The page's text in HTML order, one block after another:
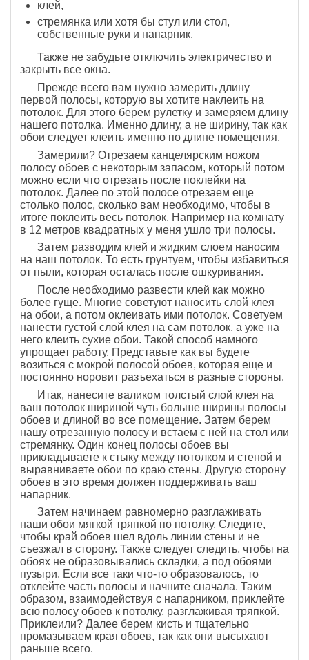
клей,
стремянка или хотя бы стул или стол,
собственные руки и напарник.
Также не забудьте отключить электричество и
закрыть все окна.
Прежде всего вам нужно замерить длину
первой полосы, которую вы хотите наклеить на
потолок. Для этого берем рулетку и замеряем длину
нашего потолка. Именно длину, а не ширину, так как
обои следует клеить именно по длине помещения.
Замерили? Отрезаем канцелярским ножом
полосу обоев с некоторым запасом, который потом
можно если что отрезать после поклейки на
потолок. Далее по этой полосе отрезаем еще
столько полос, сколько вам необходимо, чтобы в
итоге поклеить весь потолок. Например на комнату
в 12 метров квадратных у меня ушло три полосы.
Затем разводим клей и жидким слоем наносим
на наш потолок. То есть грунтуем, чтобы избавиться
от пыли, которая осталась после ошкуривания.
После необходимо развести клей как можно
более гуще. Многие советуют наносить слой клея
на обои, а потом оклеивать ими потолок. Советуем
нанести густой слой клея на сам потолок, а уже на
него клеить сухие обои. Такой способ намного
упрощает работу. Представьте как вы будете
возиться с мокрой полосой обоев, которая еще и
постоянно норовит разъехаться в разные стороны.
Итак, нанесите валиком толстый слой клея на
ваш потолок шириной чуть больше ширины полосы
обоев и длиной во все помещение. Затем берем
нашу отрезанную полосу и встаем с ней на стол или
стремянку. Один конец полосы обоев вы
прикладываете к стыку между потолком и стеной и
выравниваете обои по краю стены. Другую сторону
обоев в это время должен поддерживать ваш
напарник.
Затем начинаем равномерно разглаживать
наши обои мягкой тряпкой по потолку. Следите,
чтобы край обоев шел вдоль линии стены и не
съезжал в сторону. Также следует следить, чтобы на
обоях не образовывались складки, а под обоями
пузыри. Если все таки что-то образовалось, то
отклейте часть полосы и начните сначала. Таким
образом, взаимодействуя с напарником, приклейте
всю полосу обоев к потолку, разглаживая тряпкой.
Приклеили? Далее берем кисть и тщательно
промазываем края обоев, так как они высыхают
раньше всего.